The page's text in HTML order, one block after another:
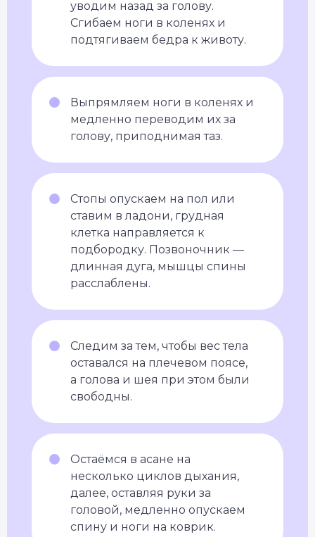
уводим назад за голову.
Сгибаем ноги в коленях и
подтягиваем бедра к животу.
Выпрямляем ноги в коленях и
медленно переводим их за
голову, приподнимая таз.
Стопы опускаем на пол или
ставим в ладони, грудная
клетка направляется к
подбородку. Позвоночник —
длинная дуга, мышцы спины
расслаблены.
Следим за тем, чтобы вес тела
оставался на плечевом поясе,
а голова и шея при этом были
свободны.
Остаёмся в асане на
несколько циклов дыхания,
далее, оставляя руки за
головой, медленно опускаем
спину и ноги на коврик.